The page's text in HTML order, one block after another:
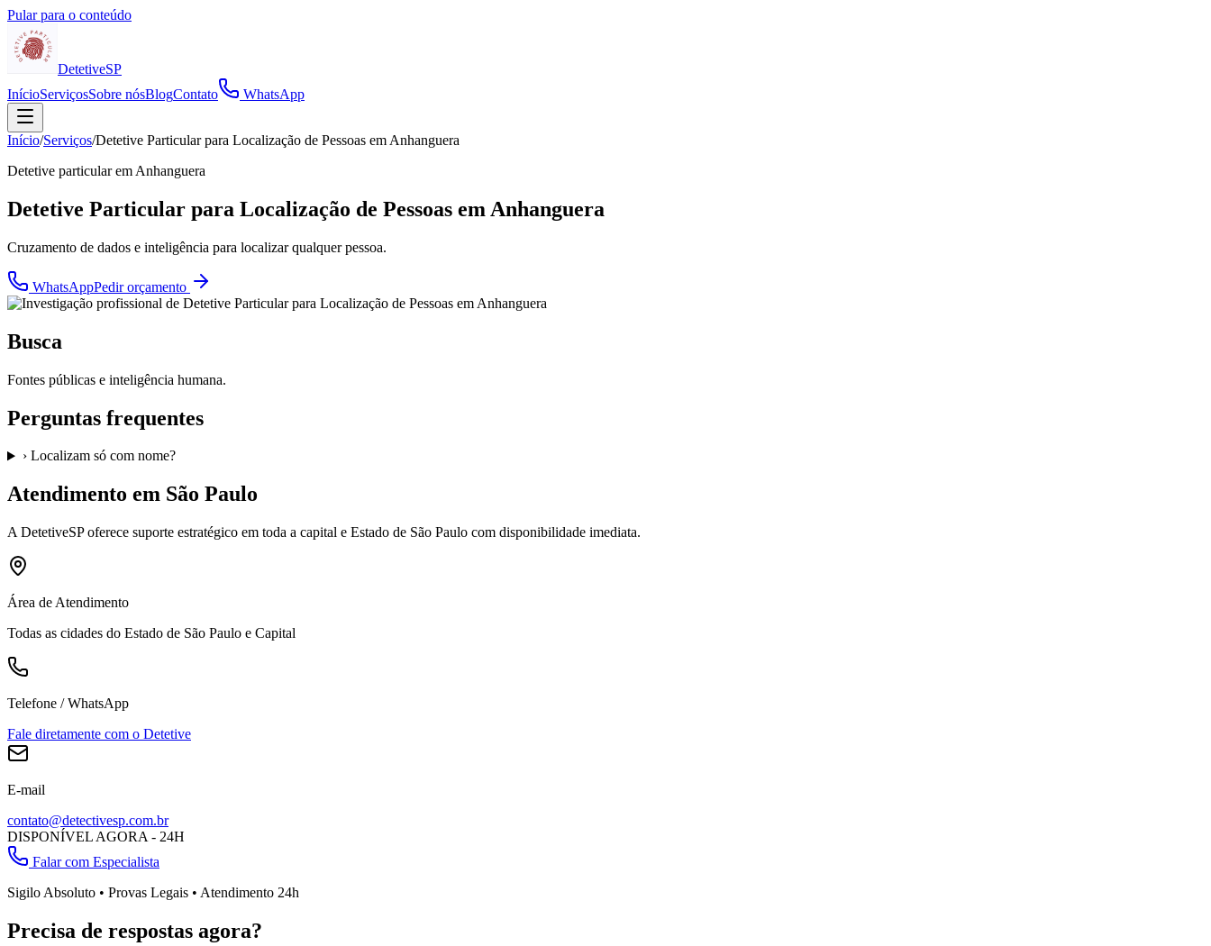
Pular para o conteúdo
DetetiveSP
InícioServiçosSobre nósBlogContato WhatsApp
Início/Serviços/Detetive Particular para Localização de Pessoas em Anhanguera
Detetive particular em Anhanguera
Detetive Particular para Localização de Pessoas em Anhanguera
Cruzamento de dados e inteligência para localizar qualquer pessoa.
WhatsAppPedir orçamento
Busca
Fontes públicas e inteligência humana.
Perguntas frequentes
› Localizam só com nome?
Atendimento em São Paulo
A DetetiveSPoferece suporte estratégico em toda a capital e Estado de São Paulo com disponibilidade imediata.
Área de Atendimento
Todas as cidades do Estado de São Paulo e Capital
Telefone / WhatsApp
Fale diretamente com o Detetive
E-mail
contato@detectivesp.com.br
DISPONÍVEL AGORA - 24H
Falar com Especialista
Sigilo Absoluto • Provas Legais • Atendimento 24h
Precisa de respostas agora?